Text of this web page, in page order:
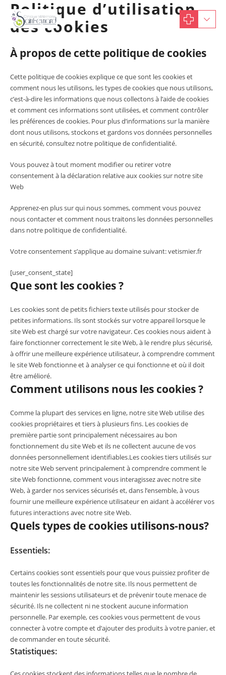
Politique d’utilisation
des cookies
À propos de cette politique de cookies
Cette politique de cookies explique ce que sont les cookies et
comment nous les utilisons, les types de cookies que nous utilisons,
c’est-à-dire les informations que nous collectons à l’aide de cookies
et comment ces informations sont utilisées, et comment contrôler
les préférences de cookies. Pour plus d’informations sur la manière
dont nous utilisons, stockons et gardons vos données personnelles
en sécurité, consultez notre politique de confidentialité.
Vous pouvez à tout moment modifier ou retirer votre
consentement à la déclaration relative aux cookies sur notre site
Web
Apprenez-en plus sur qui nous sommes, comment vous pouvez
nous contacter et comment nous traitons les données personnelles
dans notre politique de confidentialité.
Votre consentement s’applique au domaine suivant: vetismier.fr
[user_consent_state]
Que sont les cookies ?
Les cookies sont de petits fichiers texte utilisés pour stocker de
petites informations. Ils sont stockés sur votre appareil lorsque le
site Web est chargé sur votre navigateur. Ces cookies nous aident à
faire fonctionner correctement le site Web, à le rendre plus sécurisé,
à offrir une meilleure expérience utilisateur, à comprendre comment
le site Web fonctionne et à analyser ce qui fonctionne et où il doit
être amélioré.
Comment utilisons nous les cookies ?
Comme la plupart des services en ligne, notre site Web utilise des
cookies propriétaires et tiers à plusieurs fins. Les cookies de
première partie sont principalement nécessaires au bon
fonctionnement du site Web et ils ne collectent aucune de vos
données personnellement identifiables.Les cookies tiers utilisés sur
notre site Web servent principalement à comprendre comment le
site Web fonctionne, comment vous interagissez avec notre site
Web, à garder nos services sécurisés et, dans l’ensemble, à vous
fournir une meilleure expérience utilisateur en aidant à accélérer vos
futures interactions avec notre site Web.
Quels types de cookies utilisons-nous?
Essentiels:
Certains cookies sont essentiels pour que vous puissiez profiter de
toutes les fonctionnalités de notre site. Ils nous permettent de
maintenir les sessions utilisateurs et de prévenir toute menace de
sécurité. Ils ne collectent ni ne stockent aucune information
personnelle. Par exemple, ces cookies vous permettent de vous
connecter à votre compte et d’ajouter des produits à votre panier, et
de commander en toute sécurité.
Statistiques: